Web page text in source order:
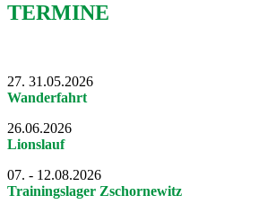
TERMINE
27. 31.05.2026
Wanderfahrt
26.06.2026
Lionslauf
07. - 12.08.2026
Trainingslager Zschornewitz